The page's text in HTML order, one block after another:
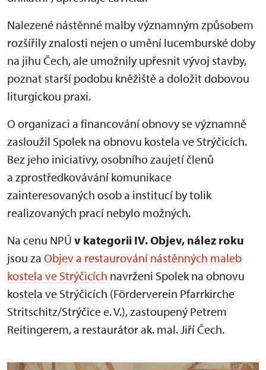
Nalezené nástěnné malby významným způsobem
rozšířily znalosti nejen o umění lucemburské doby
na jihu Čech, ale umožnily upřesnit vývoj stavby,
poznat starší podobu kněžiště a doložit dobovou
liturgickou praxi.
O organizaci a financování obnovy se významně
zasloužil Spolek na obnovu kostela ve Strýčicích.
Bez jeho iniciativy, osobního zaujetí členů
a zprostředkovávání komunikace
zainteresovaných osob a institucí by tolik
realizovaných prací nebylo možných.
Na cenu NPÚ v kategorii IV. Objev, nález roku
jsou za Objev a restaurování nástěnných maleb
kostela ve Strýčicích navrženi Spolek na obnovu
kostela ve Strýčicích (Förderverein Pfarrkirche
Stritschitz/Strýčice e. V.), zastoupený Petrem
Reitingerem, a restaurátor ak. mal. Jiří Čech.